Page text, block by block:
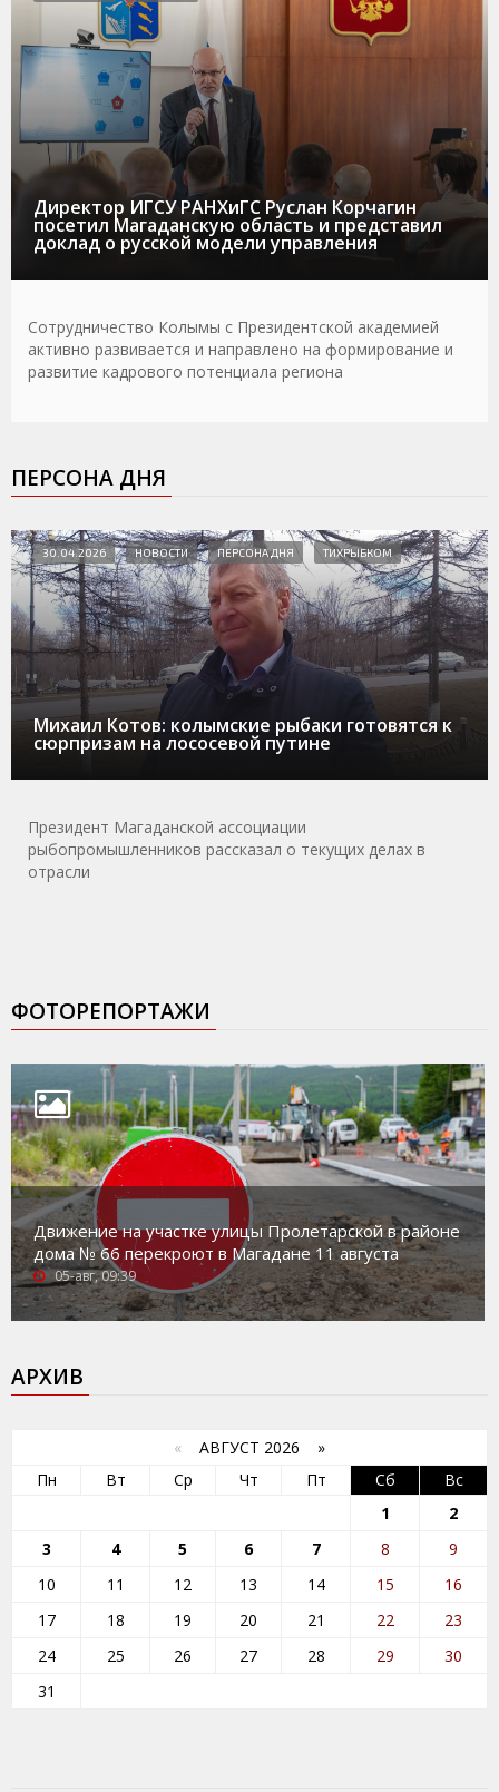
Директор ИГСУ РАНХиГС Руслан Корчагин
посетил Магаданскую область и представил
доклад о русской модели управления
Сотрудничество Колымы с Президентской академией
активно развивается и направлено на формирование и
развитие кадрового потенциала региона
ПЕРСОНА ДНЯ
Михаил Котов: колымские рыбаки готовятся к
сюрпризам на лососевой путине
30.04.2026 НОВОСТИ ПЕРСОНА ДНЯ ТИХРЫБКОМ
Президент Магаданской ассоциации
рыбопромышленников рассказал о текущих делах в
отрасли
ФОТОРЕПОРТАЖИ
Движение на участке улицы Пролетарской в районе
дома № 66 перекроют в Магадане 11 августа
05-авг, 09:39
АРХИВ
« АВГУСТ 2026 »
Пн
Вт Ср Чт Пт Сб
Вс
1
2
3
4 5 6 7 8
9
10
11 12 13 14 15
16
17
18 19 20 21 22
23
24
25 26 27 28 29
30
31